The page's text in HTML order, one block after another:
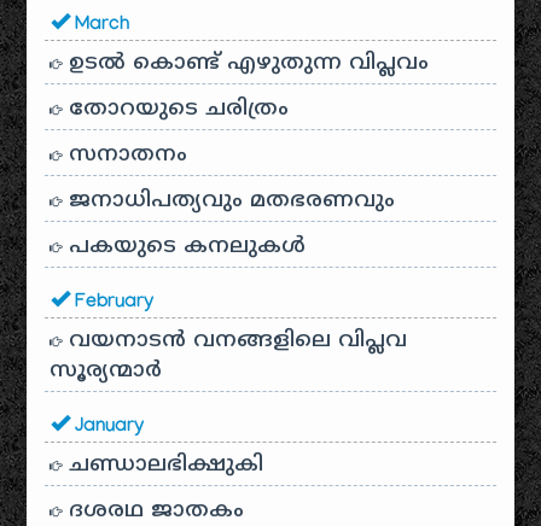
March
ഉടൽ കൊണ്ട് എഴുതുന്ന വിപ്ലവം
തോറയുടെ ചരിത്രം
സനാതനം
ജനാധിപത്യവും മതഭരണവും
പകയുടെ കനലുകൾ
February
വയനാടൻ വനങ്ങളിലെ വിപ്ലവ
സൂര്യന്മാർ
January
ചണ്ഡാലഭിക്ഷുകി
ദശരഥ ജാതകം